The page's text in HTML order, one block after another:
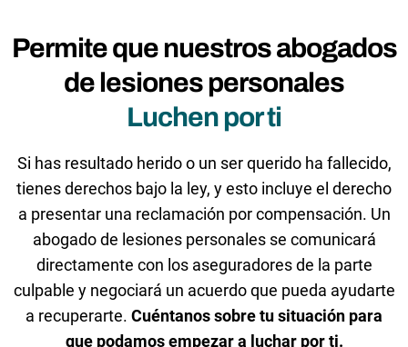
Permite que nuestros abogados
de lesiones personales
Luchen por ti
Si has resultado herido o un ser querido ha fallecido,
tienes derechos bajo la ley, y esto incluye el derecho
a presentar una reclamación por compensación. Un
abogado de lesiones personales se comunicará
directamente con los aseguradores de la parte
culpable y negociará un acuerdo que pueda ayudarte
a recuperarte. Cuéntanos sobre tu situación para
que podamos empezar a luchar por ti.